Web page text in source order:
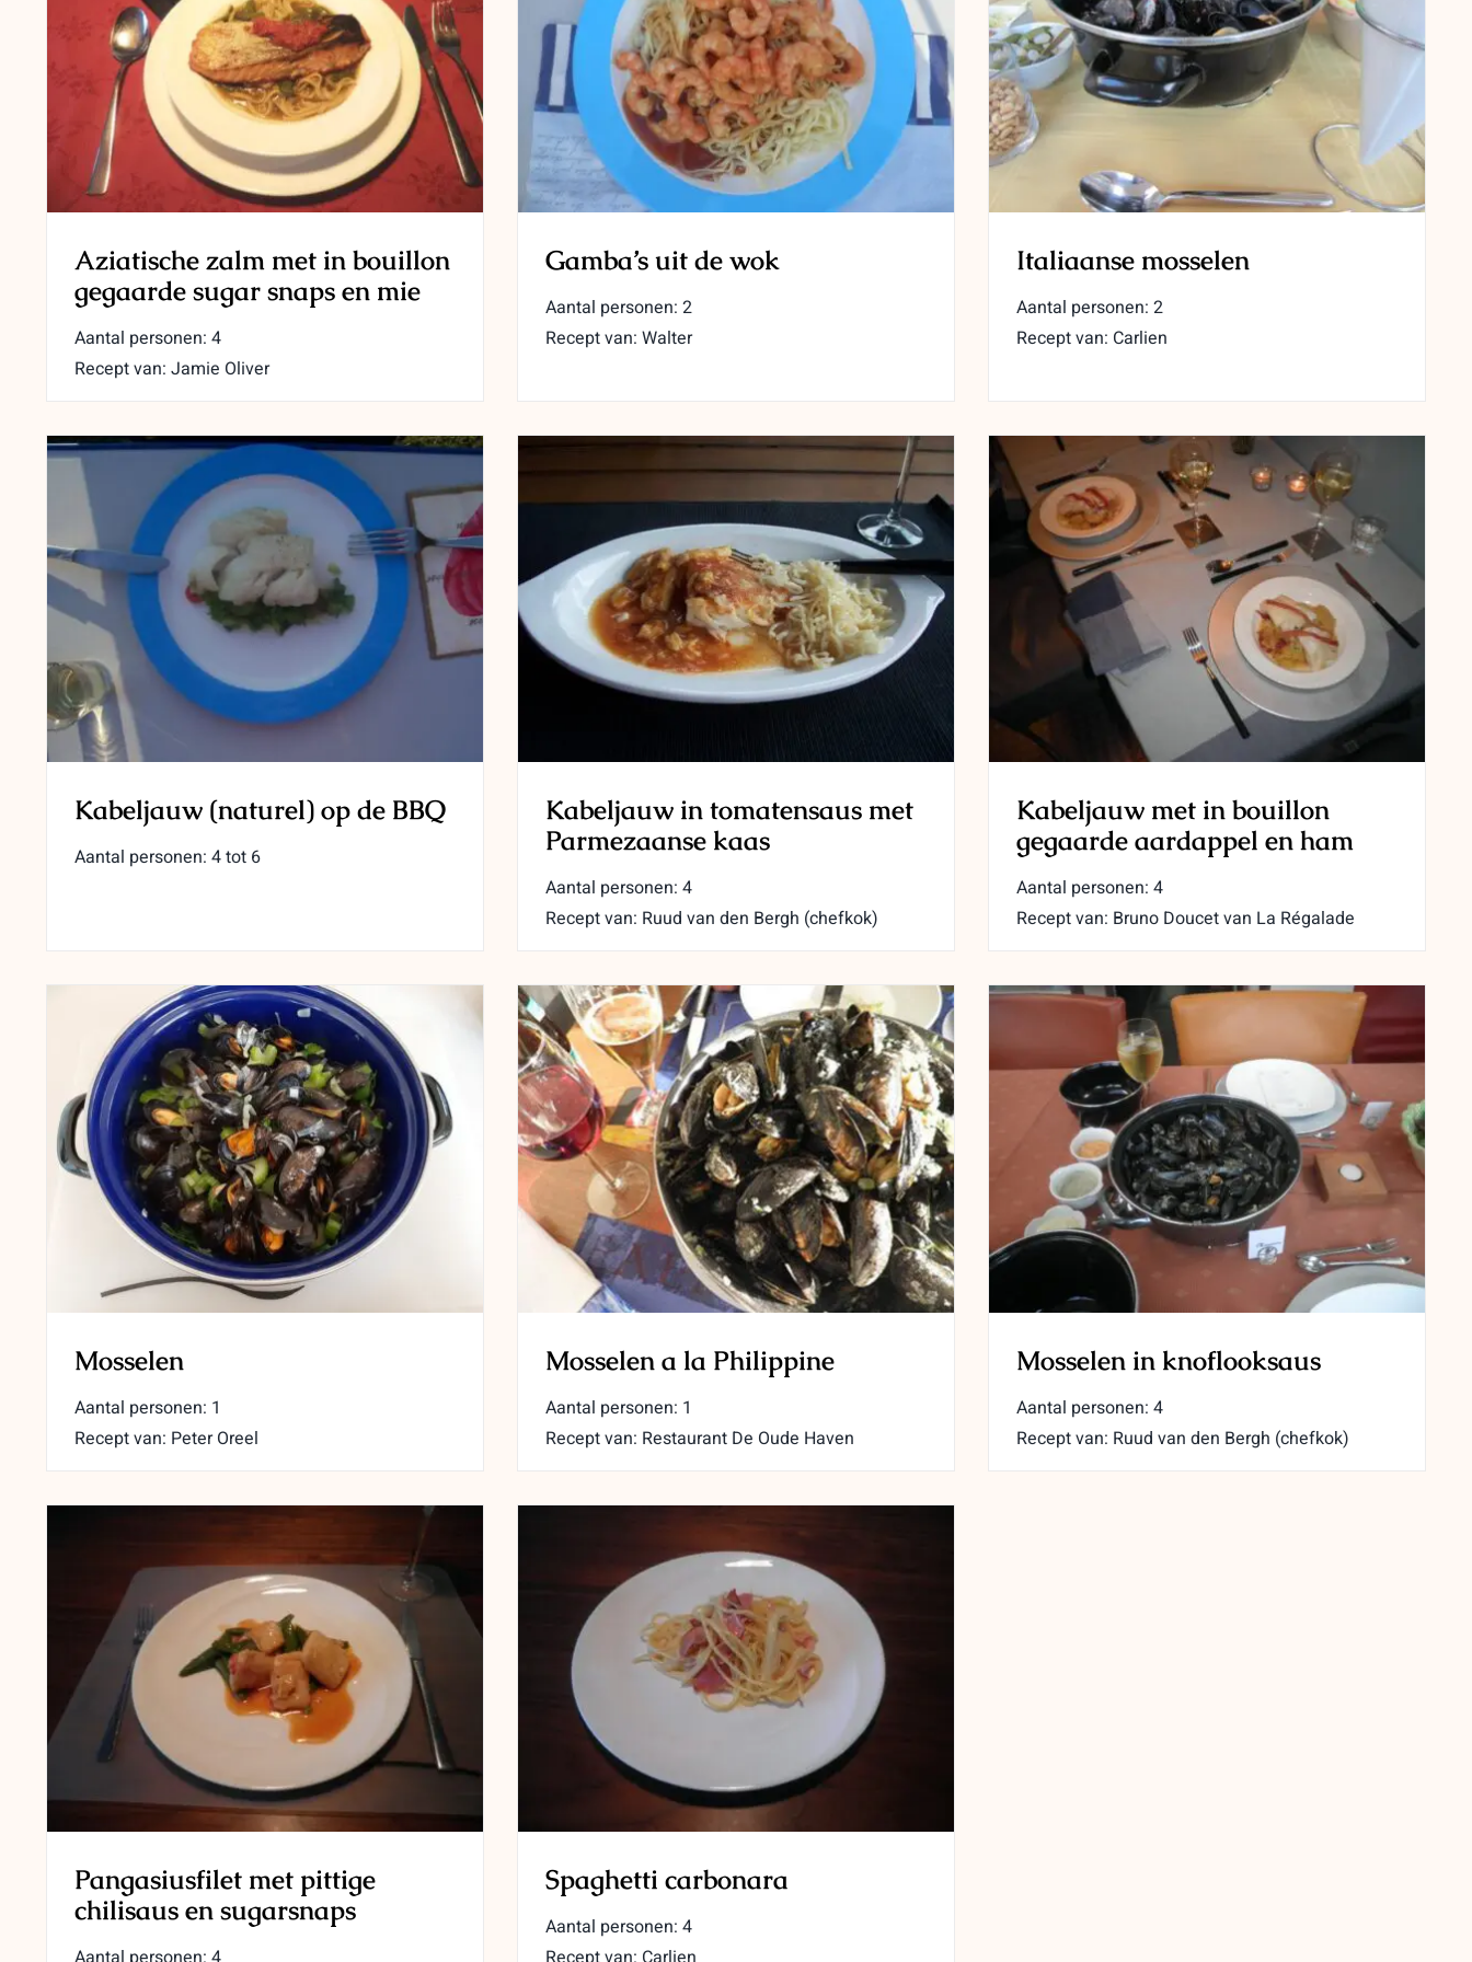
Aziatische zalm met in bouillon
gegaarde sugar snaps en mie
Aantal personen: 4
Recept van: Jamie Oliver
Gamba’s uit de wok
Aantal personen: 2
Recept van: Walter
Italiaanse mosselen
Aantal personen: 2
Recept van: Carlien
Kabeljauw (naturel) op de BBQ
Aantal personen: 4 tot 6
Kabeljauw in tomatensaus met
Parmezaanse kaas
Aantal personen: 4
Recept van: Ruud van den Bergh (chefkok)
Kabeljauw met in bouillon
gegaarde aardappel en ham
Aantal personen: 4
Recept van: Bruno Doucet van La Régalade
Mosselen
Aantal personen: 1
Recept van: Peter Oreel
Mosselen a la Philippine
Aantal personen: 1
Recept van: Restaurant De Oude Haven
Mosselen in knoflooksaus
Aantal personen: 4
Recept van: Ruud van den Bergh (chefkok)
Pangasiusfilet met pittige
chilisaus en sugarsnaps
Spaghetti carbonara
Aantal personen: 4